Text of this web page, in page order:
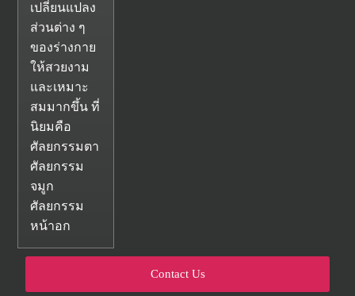
เปลี่ยนแปลง
ส่วนต่าง ๆ
ของร่างกาย
ให้สวยงาม
และเหมาะ
สมมากขึ้น ที่
นิยมคือ
ศัลยกรรมตา
ศัลยกรรม
จมูก
ศัลยกรรม
หน้าอก
Contact Us